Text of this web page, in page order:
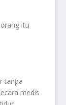
itu
tanpa
medis